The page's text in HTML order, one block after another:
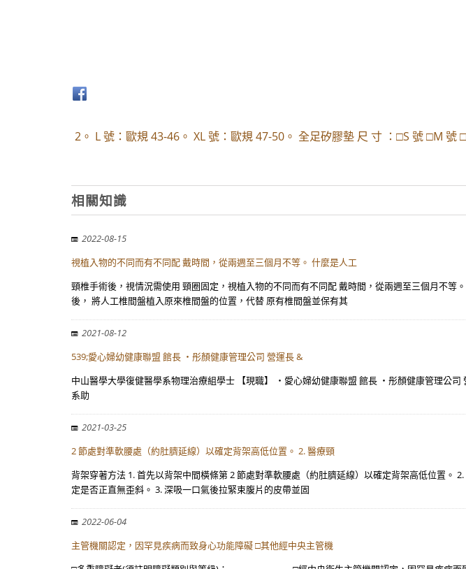
2。 L 號：歐規 43-46。 XL 號：歐規 47-50。 全足矽膠墊 尺 寸 ：□S 號 □M 號
相關知識
2022-08-15
視植入物的不同而有不同配 戴時間，從兩週至三個月不等。 什麼是人工
頸椎手術後，視情況需使用 頸圈固定，視植入物的不同而有不同配 戴時間，從兩週至三個月不
後， 將人工椎間盤植入原來椎間盤的位置，代替 原有椎間盤並保有其
2021-08-12
539;愛心婦幼健康聯盟 館長 ・彤顏健康管理公司 營運長 &
中山醫學大學復健醫學系物理治療組學士 【現職】 ・愛心婦幼健康聯盟 館長 ・彤顏健康管理公
系助
2021-03-25
2 節處對準軟腰處（約肚臍延線）以確定背架高低位置。 2. 醫療頸
背架穿著方法 1. 首先以背架中間橫條第 2 節處對準軟腰處（約肚臍延線）以確定背架高低位置
定是否正直無歪斜。 3. 深吸一口氣後拉緊束腹片的皮帶並固
2022-06-04
主管機關認定，因罕見疾病而致身心功能障礙 □其他經中央主管機